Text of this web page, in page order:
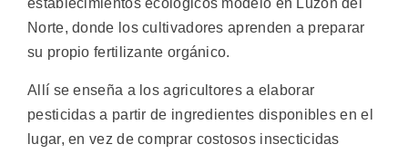
establecimientos ecológicos modelo en Luzon del
Norte, donde los cultivadores aprenden a preparar
su propio fertilizante orgánico.
Allí se enseña a los agricultores a elaborar
pesticidas a partir de ingredientes disponibles en el
lugar, en vez de comprar costosos insecticidas